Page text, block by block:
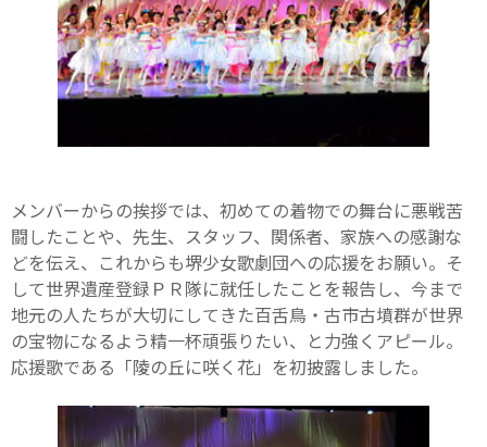
メンバーからの挨拶では、初めての着物での舞台に悪戦苦
闘したことや、先生、スタッフ、関係者、家族への感謝な
どを伝え、これからも堺少女歌劇団への応援をお願い。そ
して世界遺産登録ＰＲ隊に就任したことを報告し、今まで
地元の人たちが大切にしてきた百舌鳥・古市古墳群が世界
の宝物になるよう精一杯頑張りたい、と力強くアピール。
応援歌である「陵の丘に咲く花」を初披露しました。